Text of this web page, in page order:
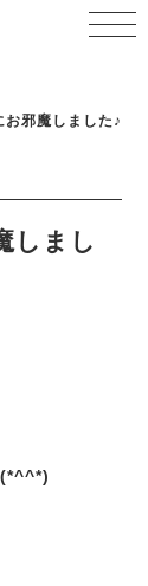
邪魔しました♪
しまし
(*^^*)